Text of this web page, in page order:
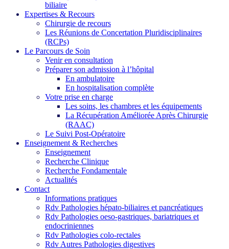
biliaire
Expertises & Recours
Chirurgie de recours
Les Réunions de Concertation Pluridisciplinaires
(RCPs)
Le Parcours de Soin
Venir en consultation
Préparer son admission à l’hôpital
En ambulatoire
En hospitalisation complète
Votre prise en charge
Les soins, les chambres et les équipements
La Récupération Améliorée Après Chirurgie
(RAAC)
Le Suivi Post-Opératoire
Enseignement & Recherches
Enseignement
Recherche Clinique
Recherche Fondamentale
Actualités
Contact
Informations pratiques
Rdv Pathologies hépato-biliaires et pancréatiques
Rdv Pathologies oeso-gastriques, bariatriques et
endocriniennes
Rdv Pathologies colo-rectales
Rdv Autres Pathologies digestives